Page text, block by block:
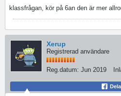
klassfrågan, kör på 6an den är mer
Xerup
Registrerad användare
Reg.datum: Jun 2019
Dela